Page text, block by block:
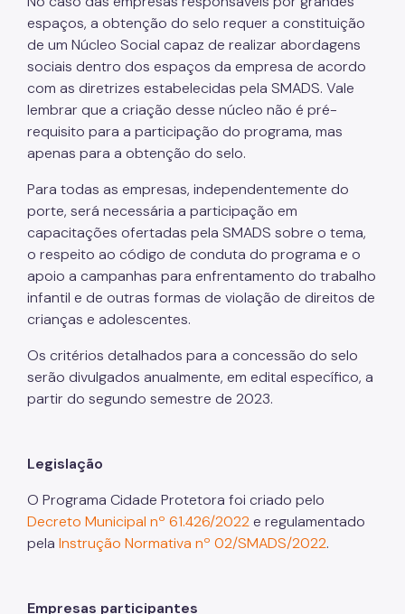
espaços, a obtenção do selo requer a constituição
de um Núcleo Social capaz de realizar abordagens
sociais dentro dos espaços da empresa de acordo
com as diretrizes estabelecidas pela SMADS. Vale
lembrar que a criação desse núcleo não é pré-
requisito para a participação do programa, mas
apenas para a obtenção do selo.
Para todas as empresas, independentemente do
porte, será necessária a participação em
capacitações ofertadas pela SMADS sobre o tema,
o respeito ao código de conduta do programa e o
apoio a campanhas para enfrentamento do trabalho
infantil e de outras formas de violação de direitos de
crianças e adolescentes.
Os critérios detalhados para a concessão do selo
serão divulgados anualmente, em edital específico, a
partir do segundo semestre de 2023.
Legislação
O Programa Cidade Protetora foi criado pelo
Decreto Municipal nº 61.426/2022e regulamentado
pela Instrução Normativa nº 02/SMADS/2022.
Empresas participantes